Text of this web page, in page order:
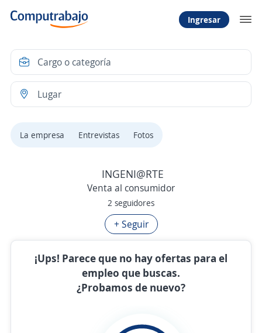
Ingresar
La empresa Entrevistas Fotos
INGENI@RTE
Venta al consumidor
2 seguidores
+ Seguir
¡Ups! Parece que no hay ofertas para el
empleo que buscas.
¿Probamos de nuevo?